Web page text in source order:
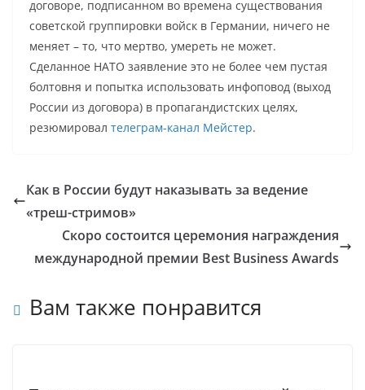
договоре, подписанном во времена существования
советской группировки войск в Германии, ничего не
меняет – то, что мертво, умереть не может.
Сделанное НАТО заявление это не более чем пустая
болтовня и попытка использовать инфоповод (выход
России из договора) в пропагандистских целях,
резюмировал телеграм-канал Мейстер.
Как в России будут наказывать за ведение
«треш-стримов»
Скоро состоится церемония награждения
международной премии Best Business Awards
Вам также понравится